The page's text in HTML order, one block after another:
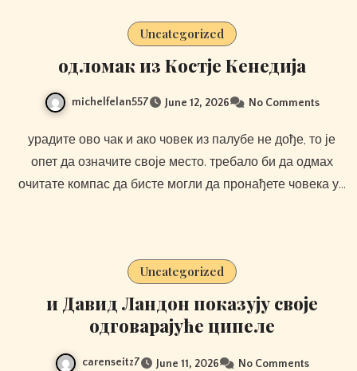
Uncategorized
одломак из Костје Кенедија
michelfelan557 June 12, 2026 No Comments
урадите ово чак и ако човек из палубе не дође, то је
опет да означите своје место. требало би да одмах
очитате компас да бисте могли да пронађете човека у…
Uncategorized
и Давид Ландон показују своје
одговарајуће ципеле
carenseitz7 June 11, 2026 No Comments